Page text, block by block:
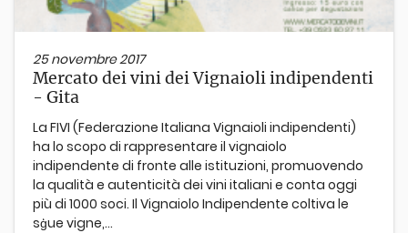
25 novembre 2017
Mercato dei vini dei Vignaioli indipendenti
- Gita
La FIVI (Federazione Italiana Vignaioli indipendenti)
ha lo scopo di rappresentare il vignaiolo
indipendente di fronte alle istituzioni, promuovendo
la qualità e autenticità dei vini italiani e conta oggi
più di 1000 soci. Il Vignaiolo Indipendente coltiva le
sģue vigne,...